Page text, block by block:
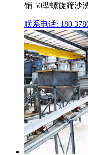
销 50型螺旋筛沙
联系电话: 180